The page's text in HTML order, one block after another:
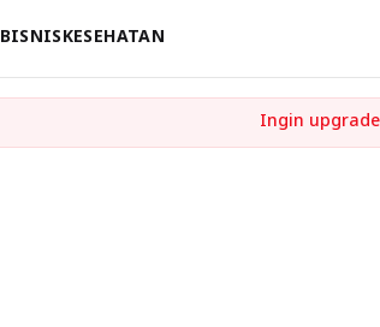
BISNISKESEHATAN